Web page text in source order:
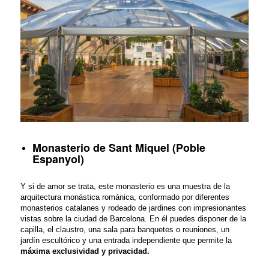
Monasterio de Sant Miquel (Poble
Espanyol)
Y si de amor se trata, este monasterio es una muestra de la
arquitectura monástica románica, conformado por diferentes
monasterios catalanes y rodeado de jardines con impresionantes
vistas sobre la ciudad de Barcelona. En él puedes disponer de la
capilla, el claustro, una sala para banquetes o reuniones, un
jardín escultórico y una entrada independiente que permite la
máxima exclusividad y privacidad.